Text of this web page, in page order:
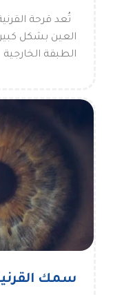
تُعد قرحة
العين بشكل
الطبقة الخارجية
سمك